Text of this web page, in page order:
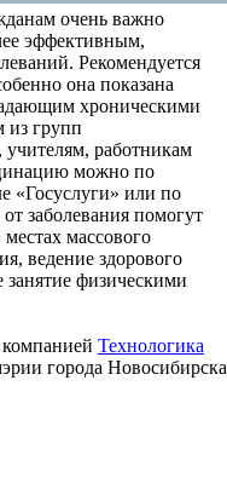
очень важно
эффективным,
Рекомендуется
она показана
хроническими
из групп
работникам
можно по
«Госуслуги» или по
заболевания помогут
массового
ведение здорового
занятие физическими
Технологика
города Новосибирска